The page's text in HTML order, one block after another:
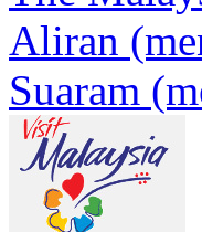
Aliran
Suaram